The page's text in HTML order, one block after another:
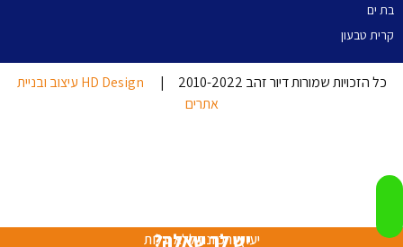
בת ים
קרית טבעון
כל הזכויות שמורות דיור זהב 2010-2022 |
HD Design עיצוב ובניית
אתרים
יש לך שאלה?
יעוץ והכוונה ללא עלות